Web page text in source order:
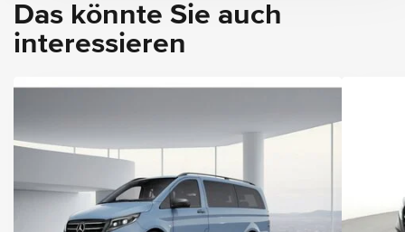
Das könnte Sie auch
interessieren